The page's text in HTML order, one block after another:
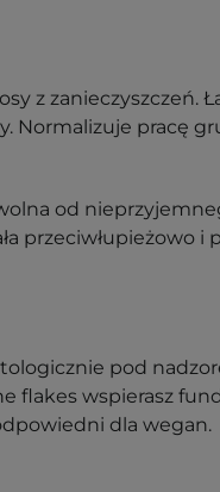
z zanieczyszczeń.
Normalizuje pracę
od
przeciwłupieżowo i
pod
flakes wspierasz
dla wegan.